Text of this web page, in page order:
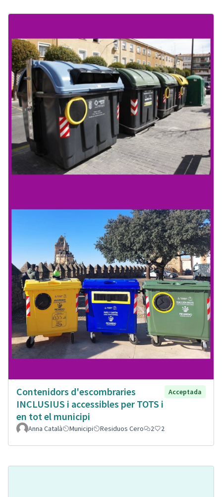
Contenidors d'escombraries
INCLUSIUS i accessibles per TOTS i
en tot el municipi
Acceptada
Anna Català Municipi Residuos Cero 2 2